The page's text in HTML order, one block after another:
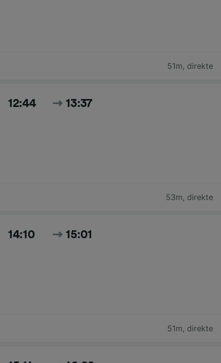
51m, direkte
12:44 13:37
53m, direkte
14:10 15:01
51m, direkte